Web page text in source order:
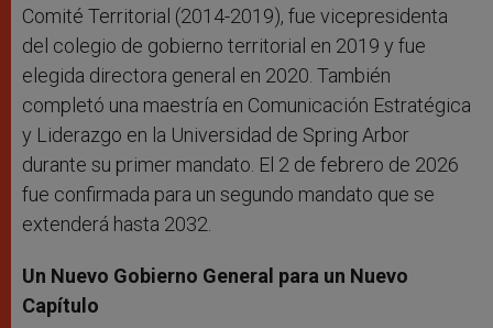
Comité Territorial (2014-2019), fue vicepresidenta
del colegio de gobierno territorial en 2019 y fue
elegida directora general en 2020. También
completó una maestría en Comunicación Estratégica
y Liderazgo en la Universidad de Spring Arbor
durante su primer mandato. El 2 de febrero de 2026
fue confirmada para un segundo mandato que se
extenderá hasta 2032.
Un Nuevo Gobierno General para un Nuevo
Capítulo